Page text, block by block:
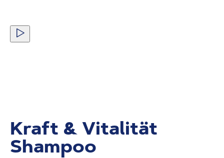
Kraft & Vitalität
Shampoo